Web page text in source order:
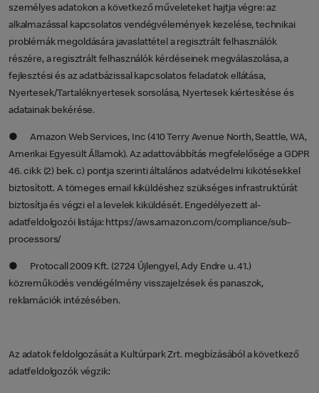
személyes adatokon a következő műveleteket hajtja végre: az
alkalmazással kapcsolatos vendégvélemények kezelése, technikai
problémák megoldására javaslattétel a regisztrált felhasználók
részére, a regisztrált felhasználók kérdéseinek megválaszolása, a
fejlesztési és az adatbázissal kapcsolatos feladatok ellátása,
Nyertesek/Tartaléknyertesek sorsolása, Nyertesek kiértesítése és
adatainak bekérése.
● Amazon Web Services, Inc (410 Terry Avenue North, Seattle, WA,
Amerikai Egyesült Államok). Az adattovábbítás megfelelősége a GDPR
46. cikk (2) bek. c) pontja szerinti általános adatvédelmi kikötésekkel
biztosított. A tömeges email kiküldéshez szükséges infrastruktúrát
biztosítja és végzi el a levelek kiküldését. Engedélyezett al-
adatfeldolgozói listája: https://aws.amazon.com/compliance/sub-
processors/
● Protocall 2009 Kft. (2724 Újlengyel, Ady Endre u. 41.)
közreműködés vendégélmény visszajelzések és panaszok,
reklamációk intézésében.
Az adatok feldolgozását a Kultúrpark Zrt. megbízásából a következő
adatfeldolgozók végzik: